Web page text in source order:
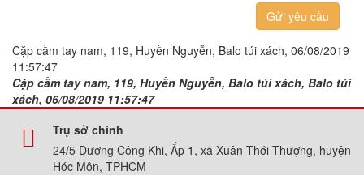
Gửi yêu cầu
Cặp cầm tay nam, 119, Huyền Nguyễn, Balo túi xách, 06/08/2019
11:57:47
Cặp cầm tay nam, 119, Huyền Nguyễn, Balo túi xách, Balo túi
xách, 06/08/2019 11:57:47
Trụ sở chính
24/5 Dương Công Khi, Ấp 1, xã Xuân Thới Thượng, huyện
Hóc Môn, TPHCM